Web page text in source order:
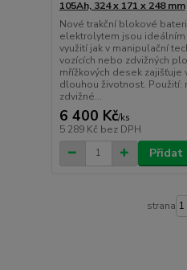
105Ah, 324 x 171 x 248 mm
Nové trakční blokové
elektrolytem jsou
využití jak v manipulační
vozících nebo zdvižných
mřížkových desek zajišťuje
dlouhou životnost. Použití:
zdvižné...
6 400 Kč/ks
5 289 Kč bez DPH
Přidat
strana